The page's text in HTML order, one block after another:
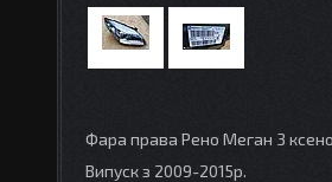
Фара права Рено Меган 3
Випуск з 2009-2015р.